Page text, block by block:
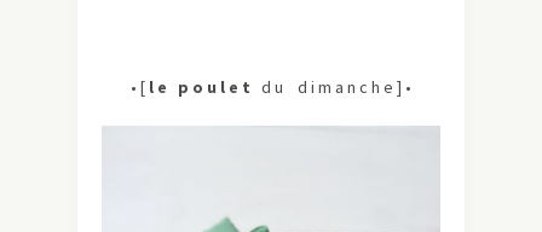
• [ l e p o u l e t d u d i m a n c h e ] •